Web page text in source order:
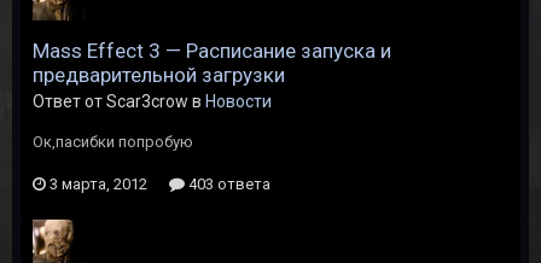
Mass Effect 3 — Расписание запуска и
предварительной загрузки
Ответ от Scar3crow в Новости
Ок,пасибки попробую
3 марта, 2012 403 ответа